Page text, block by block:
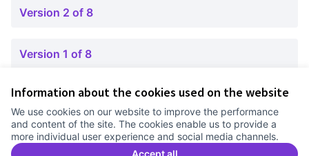
Information about the cookies used on the website
We use cookies on our website to improve the performance
and content of the site. The cookies enable us to provide a
more individual user experience and social media channels.
Accept all
Version 2 of 8
Version 1 of 8
Cookie settings
Comunitat Canòdrom at Facebook
(External link)
Comunitat Canòdrom at Instagram
(External link)
Comunitat Canòdrom at YouTube
(External link)
English
Triar la llenguaElegir el idiomaChoose language